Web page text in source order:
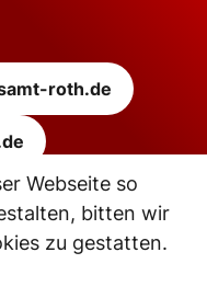
roth.de
| © OpenStreetMapcontributors
Webseite so
bitten wir
zu gestatten.